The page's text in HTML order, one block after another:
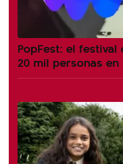
PopFest: el
20 mil personas en